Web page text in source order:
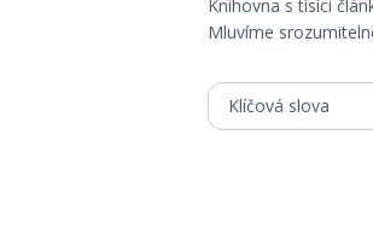
Knihovna s tisíci
Mluvíme
Klíčová slova